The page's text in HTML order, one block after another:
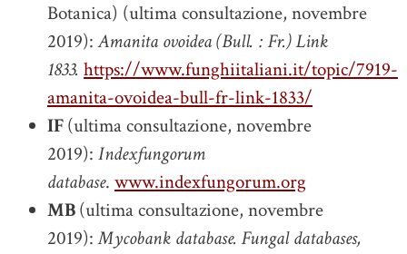
Botanica) (ultima consultazione, novembre
2019):Amanita ovoidea (Bull. : Fr.) Link
1833. https://www.funghiitaliani.it/topic/7919-
amanita-ovoidea-bull-fr-link-1833/
IF(ultima consultazione, novembre
2019): Indexfungorum
database. www.indexfungorum.org
MB(ultima consultazione, novembre
2019):Mycobank database. Fungal databases,